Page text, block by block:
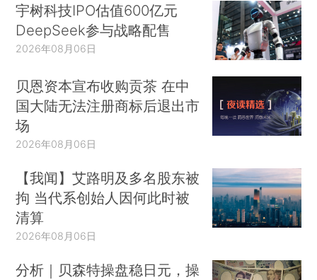
宇树科技IPO估值600亿元
DeepSeek参与战略配售
2026年08月06日
贝恩资本宣布收购贡茶 在中
国大陆无法注册商标后退出市
场
2026年08月06日
【我闻】艾路明及多名股东被
拘 当代系创始人因何此时被
清算
2026年08月06日
分析｜贝森特操盘稳日元，操